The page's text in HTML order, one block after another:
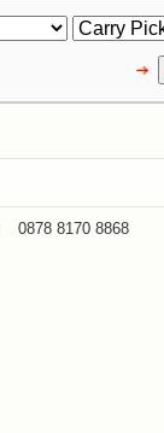
0878 8170 8868